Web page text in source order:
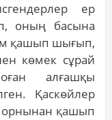
ер
оның басына
қашып шығып,
көмек сұрай
алғашқы
Қаскөйлер
орнынан қашып